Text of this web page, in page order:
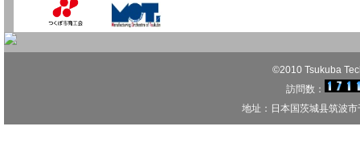
©2010 Tsukuba
訪問数：
地址：日本国茨城县筑波